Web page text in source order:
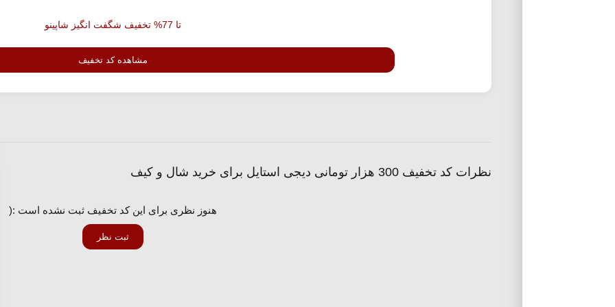
تا 77% تخفیف شگفت انگیز شاپینو
مشاهده کد تخفیف
نظرات کد تخفیف 300 هزار تومانی دیجی استایل برای خرید شال و کیف
هنوز نظری برای این کد تخفیف ثبت نشده است :(
ثبت نظر